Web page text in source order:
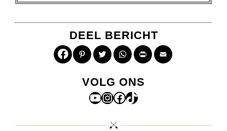
DEEL BERICHT
PinterestTwitterWhatsApp
Print
VOLG ONS
YouTube
Instagram
Facebook
TikTok